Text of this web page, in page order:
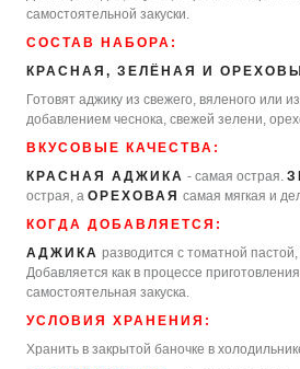
самостоятельной закуски.
СОСТАВ НАБОРА:
КРАСНАЯ, ЗЕЛЁНАЯ И
Готовят аджику из свежего, вяленого или
добавлением чеснока, свежей зелени,
ВКУСОВЫЕ КАЧЕСТВА:
КРАСНАЯ АДЖИКА - самая острая.
острая, а ОРЕХОВАЯ самая мягкая и
КОГДА ДОБАВЛЯЕТСЯ:
АДЖИКА разводится с томатной
Добавляется как в процессе
самостоятельная закуска.
УСЛОВИЯ ХРАНЕНИЯ:
Хранить в закрытой баночке в